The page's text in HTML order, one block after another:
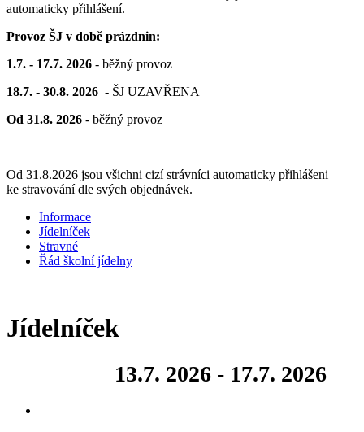
automaticky přihlášení.
Provoz ŠJ v době prázdnin:
1.7. - 17.7. 2026 - běžný provoz
18.7. - 30.8. 2026 - ŠJ UZAVŘENA
Od 31.8. 2026 - běžný provoz
Od 31.8.2026 jsou všichni cizí strávníci automaticky přihlášeni
ke stravování dle svých objednávek.
Informace
Jídelníček
Stravné
Řád školní jídelny
Jídelníček
13.7. 2026 - 17.7. 2026